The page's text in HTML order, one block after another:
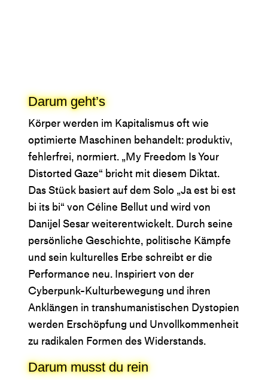
Darum geht’s
Körper werden im Kapitalismus oft wie
optimierte Maschinen behandelt: produktiv,
fehlerfrei, normiert. „My Freedom Is Your
Distorted Gaze“ bricht mit diesem Diktat.
Das Stück basiert auf dem Solo „Ja est bi est
bi its bi“ von Céline Bellut und wird von
Danijel Sesar weiterentwickelt. Durch seine
persönliche Geschichte, politische Kämpfe
und sein kulturelles Erbe schreibt er die
Performance neu. Inspiriert von der
Cyberpunk-Kulturbewegung und ihren
Anklängen in transhumanistischen Dystopien
werden Erschöpfung und Unvollkommenheit
zu radikalen Formen des Widerstands.
Darum musst du rein